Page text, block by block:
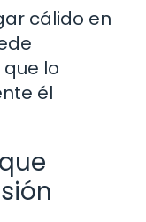
cálido en
lo
él